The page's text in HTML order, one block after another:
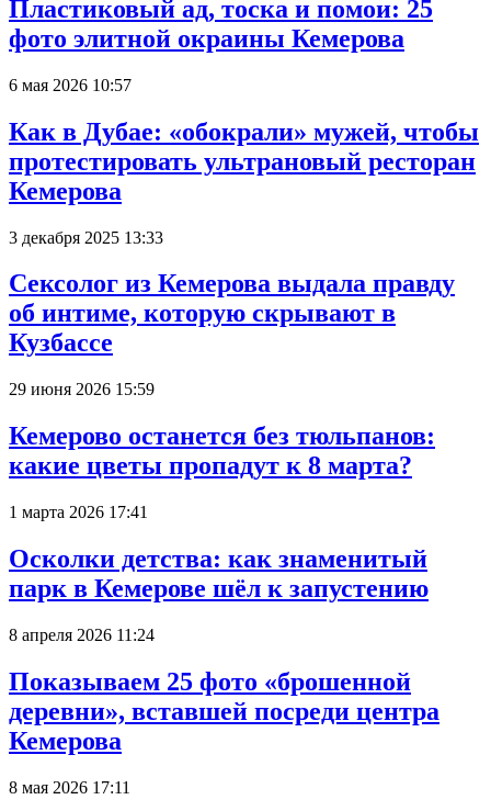
Пластиковый ад, тоска и помои: 25
фото элитной окраины Кемерова
6 мая 2026 10:57
Как в Дубае: «обокрали» мужей, чтобы
протестировать ультрановый ресторан
Кемерова
3 декабря 2025 13:33
Сексолог из Кемерова выдала правду
об интиме, которую скрывают в
Кузбассе
29 июня 2026 15:59
Кемерово останется без тюльпанов:
какие цветы пропадут к 8 марта?
1 марта 2026 17:41
Осколки детства: как знаменитый
парк в Кемерове шёл к запустению
8 апреля 2026 11:24
Показываем 25 фото «брошенной
деревни», вставшей посреди центра
Кемерова
8 мая 2026 17:11